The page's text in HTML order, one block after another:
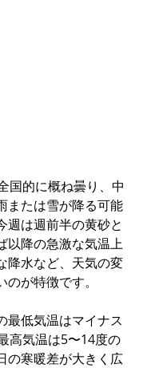
国的に概ね曇り、中
または雪が降る可能
週は週前半の黄砂と
以降の急激な気温上
降水など、天気の変
が特徴です。
最低気温はマイナス
高気温は5〜14度の
の寒暖差が大きく広